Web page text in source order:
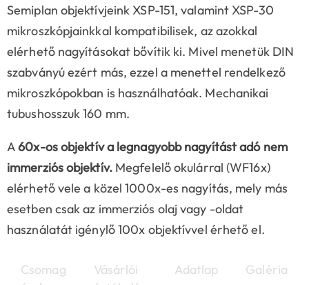
Semiplan objektívjeink XSP-151, valamint XSP-30
mikroszkópjainkkal kompatibilisek, az azokkal
elérhető nagyításokat bővítik ki. Mivel menetük DIN
szabványú ezért más, ezzel a menettel rendelkező
mikroszkópokban is használhatóak. Mechanikai
tubushosszuk 160 mm.
A60x-os objektív a legnagyobb nagyítást adó nem
immerziós objektív.Megfelelő okulárral (WF16x)
elérhető vele a közel 1000x-es nagyítás, mely más
esetben csak az immerziós olaj vagy -oldat
használatát igénylő 100x objektívvel érhető el.
Csomag
Vásárlói
Adatlap Galéria